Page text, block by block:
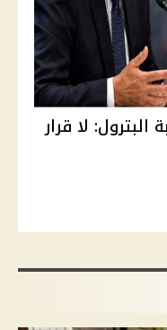
البترول: لا قرار